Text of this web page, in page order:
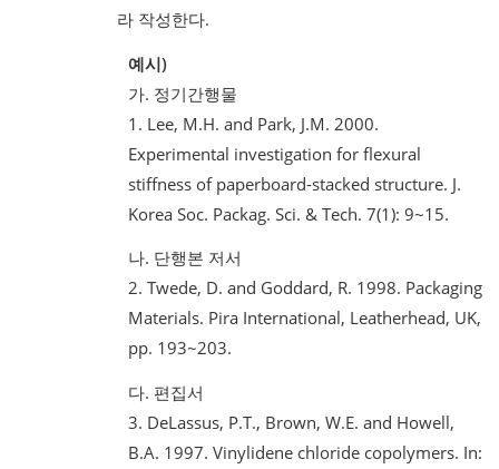
라 작성한다.
예시)
가. 정기간행물
1. Lee, M.H. and Park, J.M. 2000.
Experimental investigation for flexural
stiffness of paperboard-stacked structure. J.
Korea Soc. Packag. Sci. & Tech. 7(1): 9~15.
나. 단행본 저서
2. Twede, D. and Goddard, R. 1998. Packaging
Materials. Pira International, Leatherhead, UK,
pp. 193~203.
다. 편집서
3. DeLassus, P.T., Brown, W.E. and Howell,
B.A. 1997. Vinylidene chloride copolymers. In: